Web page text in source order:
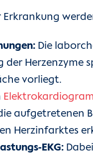
Erkrankung
Die
der
vorliegt.
aufgetretenen
Herzinfarktes
EKG: